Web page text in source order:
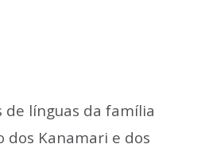
de línguas da família
dos Kanamari e dos